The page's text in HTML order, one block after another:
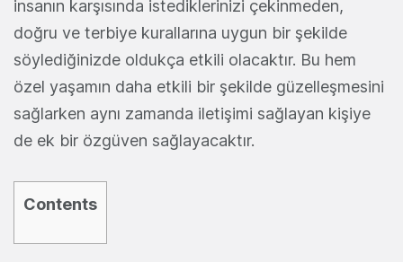
insanın karşısında istediklerinizi çekinmeden,
doğru ve terbiye kurallarına uygun bir şekilde
söylediğinizde oldukça etkili olacaktır. Bu hem
özel yaşamın daha etkili bir şekilde güzelleşmesini
sağlarken aynı zamanda iletişimi sağlayan kişiye
de ek bir özgüven sağlayacaktır.
Contents